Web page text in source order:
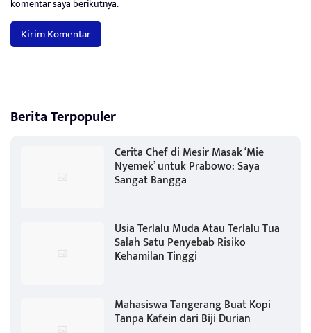
komentar saya berikutnya.
Berita Terpopuler
Cerita Chef di Mesir Masak ‘Mie
Nyemek’ untuk Prabowo: Saya
Sangat Bangga
Usia Terlalu Muda Atau Terlalu Tua
Salah Satu Penyebab Risiko
Kehamilan Tinggi
Mahasiswa Tangerang Buat Kopi
Tanpa Kafein dari Biji Durian